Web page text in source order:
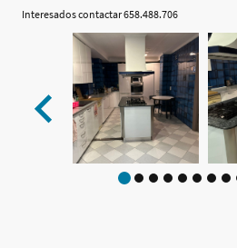
Interesados contactar 658.488.706